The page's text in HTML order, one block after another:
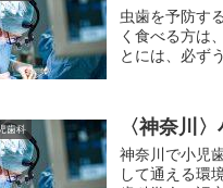
虫歯を予防す
く食べる方は
とには、必ず
歯科 〈神奈川
神奈川で小児
して通える環